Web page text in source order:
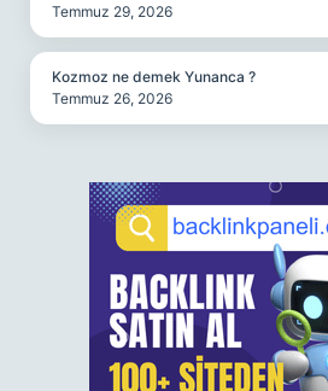
Temmuz 29, 2026
Kozmoz ne demek Yunanca ?
Temmuz 26, 2026